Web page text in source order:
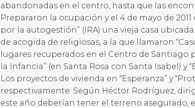
abandonadas en el centro, hasta que las
Prepararon la ocupación y el 4 de mayo de
por la autogestión” (IRA) una vieja casa
de acogida de religiosas, a la que llamaron
lugares recuperados en el Centro de Santiago
la Infancia” (en Santa Rosa con Santa Isabel) y
Los proyectos de vivienda en “Esperanza” y
respectivamente. Según Héctor Rodríguez,
este año deberían tener el terreno asegurado,